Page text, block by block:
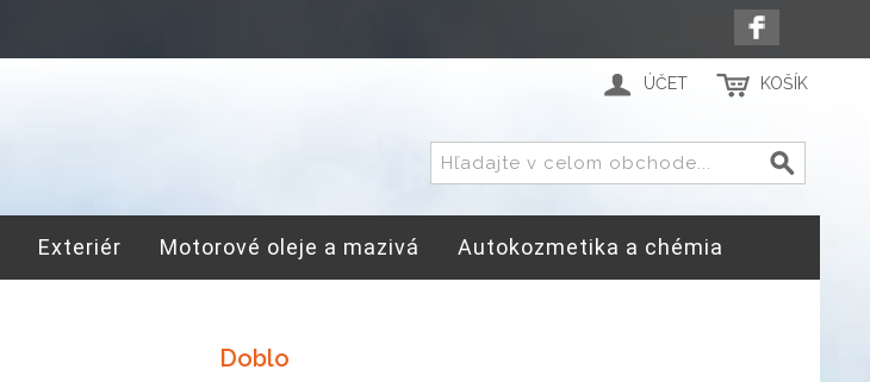
ÚČET KOŠÍK
Exteriér Motorové oleje a mazivá Autokozmetika a chémia
Doblo